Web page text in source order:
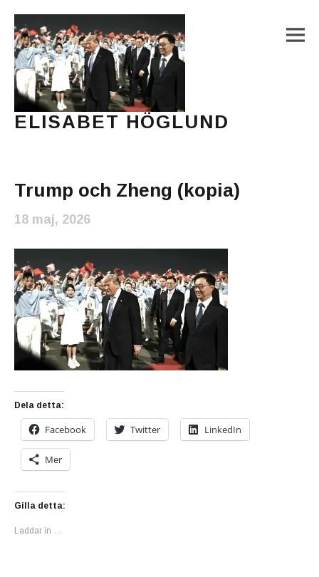
ELISABET HÖGLUND
Trump och Zheng (kopia)
18 maj, 2026
Dela detta:
Facebook Twitter LinkedIn
Mer
Gilla detta:
Laddar in …